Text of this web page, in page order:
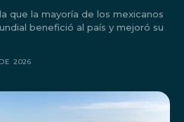
que la mayoría de los mexicanos
benefició al país y mejoró su
2026